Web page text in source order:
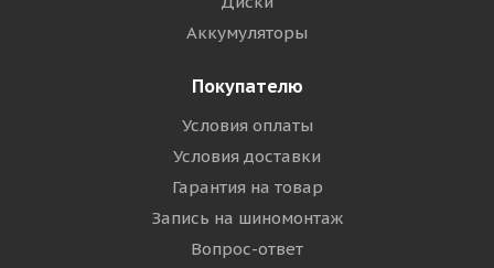
Аккумуляторы
Покупателю
Условия оплаты
Условия доставки
Гарантия на товар
Запись на шиномонтаж
Вопрос-ответ